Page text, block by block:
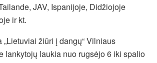
JAV, Ispanijoje, Didžiojoje
ir kt.
žiūri į dangų“ Vilniaus
lankytojų laukia nuo rugsėjo 6 iki spalio